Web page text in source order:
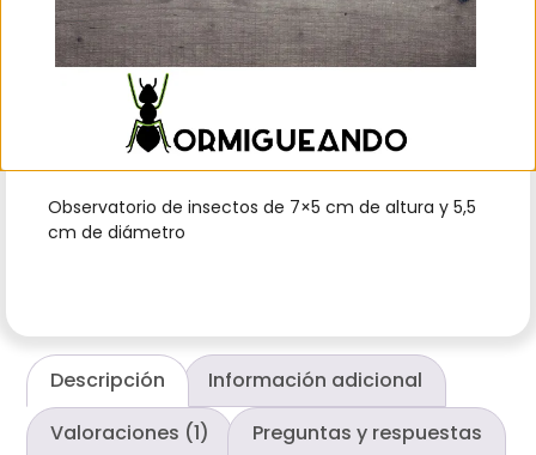
Solo quedan 1 disponibles
Añadir al carrito
Observatorio de insectos de 7×5 cm de altura y 5,5
cm de diámetro
Descripción
Información adicional
Valoraciones (1)
Preguntas y respuestas